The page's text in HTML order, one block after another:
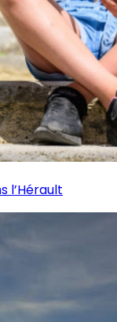
l’Hérault